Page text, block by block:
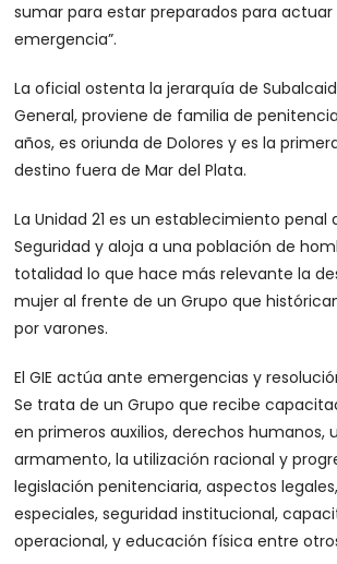
sumar para estar preparados para
emergencia”.
La oficial ostenta la jerarquía de
General, proviene de familia de
años, es oriunda de Dolores y es la
destino fuera de Mar del Plata.
La Unidad 21 es un establecimiento penal
Seguridad y aloja a una población de
totalidad lo que hace más relevante la
mujer al frente de un Grupo que
por varones.
El GIE actúa ante emergencias y
Se trata de un Grupo que recibe
en primeros auxilios, derechos humanos,
armamento, la utilización racional y
legislación penitenciaria, aspectos
especiales, seguridad institucional,
operacional, y educación física entre